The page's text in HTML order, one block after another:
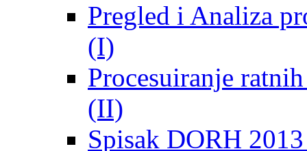
Pregled i Analiza
(I)
Procesuiranje
(II)
Spisak DORH